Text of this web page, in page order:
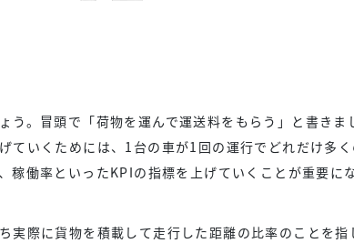
う。冒頭で「荷物を運んで運送料をもらう」と書きま
ていくためには、1台の車が1回の運行でどれだけ多く
稼働率といったKPIの指標を上げていくことが重要に
実際に貨物を積載して走行した距離の比率のことを指